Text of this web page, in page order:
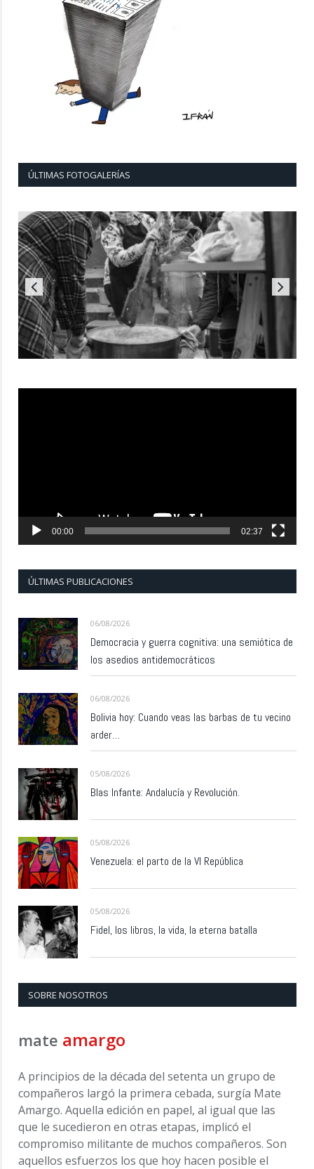
ÚLTIMAS FOTOGALERÍAS
00:00 02:37
ÚLTIMAS PUBLICACIONES
06/08/2026
Democracia y guerra cognitiva: una semiótica de
los asedios antidemocráticos
06/08/2026
Bolivia hoy: Cuando veas las barbas de tu vecino
arder…
05/08/2026
Blas Infante: Andalucía y Revolución.
05/08/2026
Venezuela: el parto de la VI República
05/08/2026
Fidel, los libros, la vida, la eterna batalla
SOBRE NOSOTROS
mate amargo
A principios de la década del setenta un grupo de
compañeros largó la primera cebada, surgía Mate
Amargo. Aquella edición en papel, al igual que las
que le sucedieron en otras etapas, implicó el
compromiso militante de muchos compañeros. Son
aquellos esfuerzos los que hoy hacen posible el